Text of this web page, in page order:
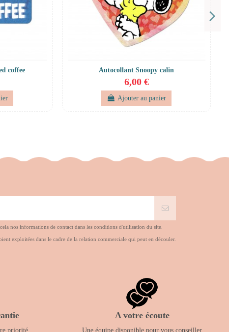
coffee Autocollant Snoopy calin
6,00 €
Ajouter au panier
nos informations de contact dans les conditions d'utilisation du site.
exploitées dans le cadre de la relation commerciale qui peut en découler.
priorité
A votre écoute
Une équipe disponible pour vous conseiller